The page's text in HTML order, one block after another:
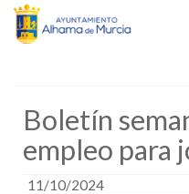
Boletín
empleo para
11/10/2024